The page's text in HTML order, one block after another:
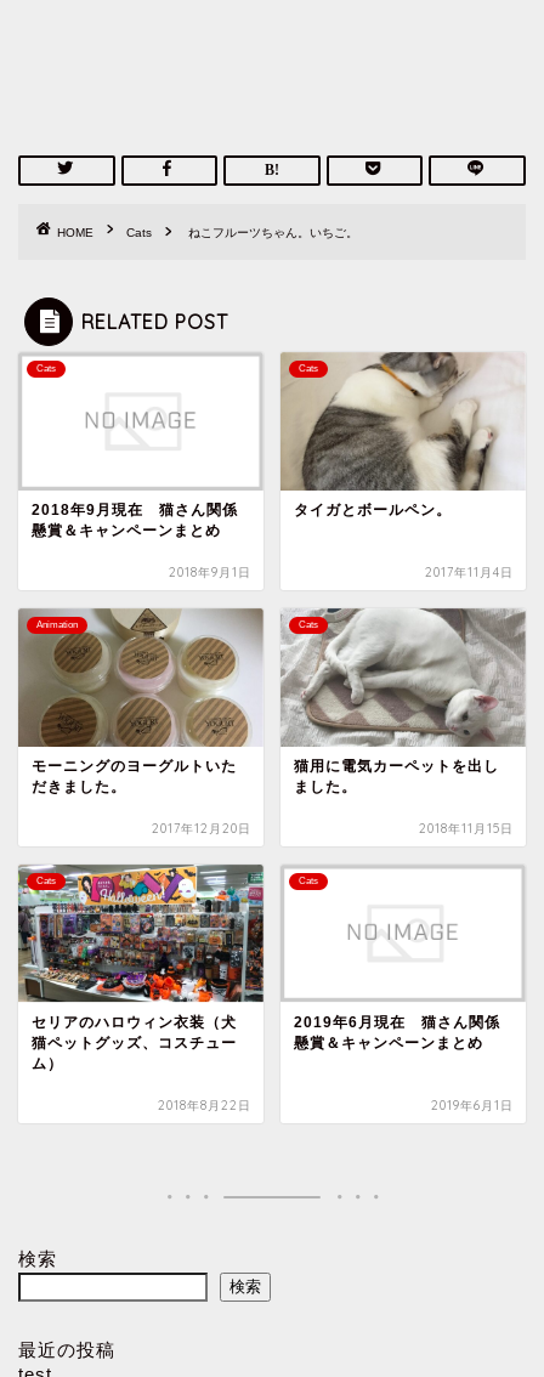
HOME Cats ねこフルーツちゃん。いちご。
RELATED POST
Cats
2018年9月現在 猫さん関係
懸賞＆キャンペーンまとめ
2018年9月1日
Cats
タイガとボールペン。
2017年11月4日
Animation
モーニングのヨーグルトいた
だきました。
2017年12月20日
Cats
猫用に電気カーペットを出し
ました。
2018年11月15日
Cats
セリアのハロウィン衣装（犬
猫ペットグッズ、コスチュー
ム）
2018年8月22日
Cats
2019年6月現在 猫さん関係
懸賞＆キャンペーンまとめ
2019年6月1日
検索
検索
最近の投稿